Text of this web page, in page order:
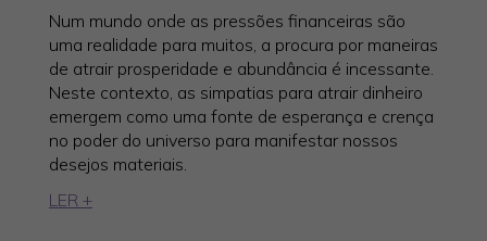
Num mundo onde as pressões financeiras são
uma realidade para muitos, a procura por maneiras
de atrair prosperidade e abundância é incessante.
Neste contexto, as simpatias para atrair dinheiro
emergem como uma fonte de esperança e crença
no poder do universo para manifestar nossos
desejos materiais.
LER +